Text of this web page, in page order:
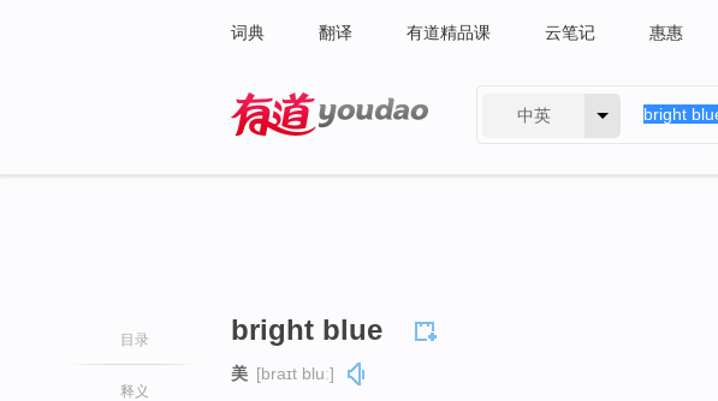
词典 翻译 有道精品课 云笔记 惠惠
中英
目录
释义
bright blue
美 [braɪt bluː]